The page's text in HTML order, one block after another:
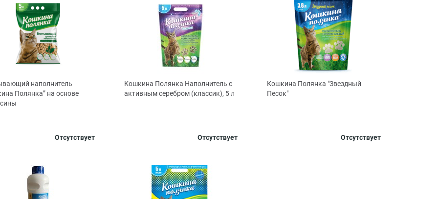
наполнитель
Полянка” на основе
Отсутствует
12 25
Кошкина Полянка Наполнитель с
активным серебром (классик), 5 л
Отсутствует
Кошкина Полянка "Звездный
Песок"
Отсутствует
3.8 50